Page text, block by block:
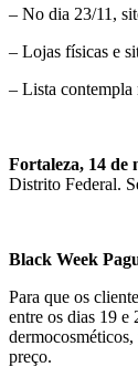
– No dia 23/11,
– Lojas físicas e
– Lista contempla
Fortaleza, 14 de
Distrito Federal.
Black Week
Para que os
entre os dias 19 e
preço.